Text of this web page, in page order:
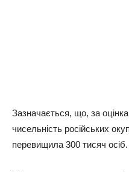
Зазначається, що, за
чисельність російських
перевищила 300 тисяч осіб.